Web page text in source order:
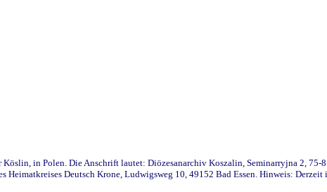
in Polen. Die Anschrift lautet: Diözesanarchiv Koszalin, Seminarryjna 2,
Deutsch Krone, Ludwigsweg 10, 49152 Bad Essen. Hinweis: